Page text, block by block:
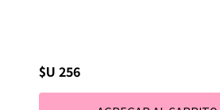
$U 256